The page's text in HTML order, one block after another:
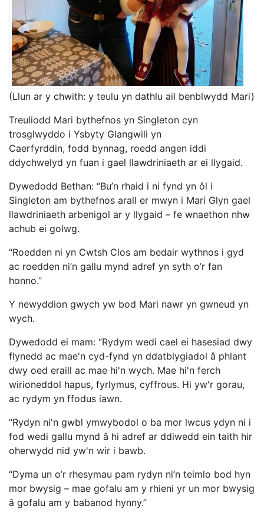
(Llun ar y chwith: y teulu yn dathlu ail benblwydd Mari)
Treuliodd Mari bythefnos yn Singleton cyn
trosglwyddo i Ysbyty Glangwili yn
Caerfyrddin, fodd bynnag, roedd angen iddi
ddychwelyd yn fuan i gael llawdriniaeth ar ei llygaid.
Dywedodd Bethan: “Bu’n rhaid i ni fynd yn ôl i
Singleton am bythefnos arall er mwyn i Mari Glyn gael
llawdriniaeth arbenigol ar y llygaid – fe wnaethon nhw
achub ei golwg.
“Roedden ni yn Cwtsh Clos am bedair wythnos i gyd
ac roedden ni’n gallu mynd adref yn syth o’r fan
honno.”
Y newyddion gwych yw bod Mari nawr yn gwneud yn
wych.
Dywedodd ei mam: “Rydym wedi cael ei hasesiad dwy
flynedd ac mae'n cyd-fynd yn ddatblygiadol â phlant
dwy oed eraill ac mae hi'n wych. Mae hi'n ferch
wirioneddol hapus, fyrlymus, cyffrous. Hi yw'r gorau,
ac rydym yn ffodus iawn.
“Rydyn ni'n gwbl ymwybodol o ba mor lwcus ydyn ni i
fod wedi gallu mynd â hi adref ar ddiwedd ein taith hir
oherwydd nid yw'n wir i bawb.
“Dyma un o’r rhesymau pam rydyn ni’n teimlo bod hyn
mor bwysig – mae gofalu am y rhieni yr un mor bwysig
â gofalu am y babanod hynny.”